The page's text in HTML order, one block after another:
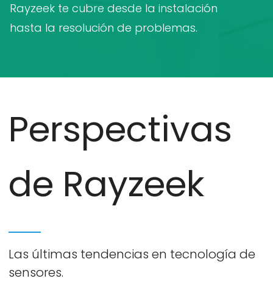
Rayzeek te cubre desde la instalación
hasta la resolución de problemas.
Perspectivas
de Rayzeek
Las últimas tendencias en tecnología de
sensores.